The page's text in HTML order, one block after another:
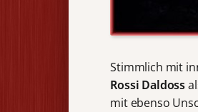
Stimmlich mit
Rossi Daldoss
mit ebenso